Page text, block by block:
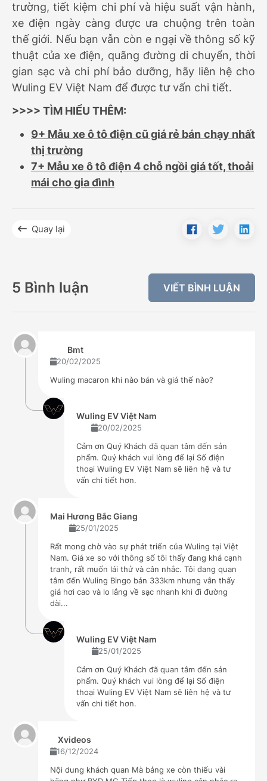
trường, tiết kiệm chi phí và hiệu suất vận hành,
xe điện ngày càng được ưa chuộng trên toàn
thế giới. Nếu bạn vẫn còn e ngại về thông số kỹ
thuật của xe điện, quãng đường di chuyển, thời
gian sạc và chi phí bảo dưỡng, hãy liên hệ cho
Wuling EV Việt Nam để được tư vấn chi tiết.
>>>> TÌM HIỂU THÊM:
9+ Mẫu xe ô tô điện cũ giá rẻ bán chạy nhất
thị trường
7+ Mẫu xe ô tô điện 4 chỗ ngồi giá tốt, thoải
mái cho gia đình
Quay lại
5 Bình luận VIẾT BÌNH LUẬN
Bmt
20/02/2025
Wuling macaron khi nào bán và giá thế nào?
Wuling EV Việt Nam
20/02/2025
Cảm ơn Quý Khách đã quan tâm đến sản
phẩm. Quý khách vui lòng để lại Số điện
thoại Wuling EV Việt Nam sẽ liên hệ và tư
vấn chi tiết hơn.
Mai Hương Bắc Giang
25/01/2025
Rất mong chờ vào sự phát triển của Wuling tại Việt
Nam. Giá xe so với thông số tôi thấy đang khá cạnh
tranh, rất muốn lái thử và cân nhắc. Tôi đang quan
tâm đến Wuling Bingo bản 333km nhưng vẫn thấy
giá hơi cao và lo lắng về sạc nhanh khi đi đường
dài...
Wuling EV Việt Nam
25/01/2025
Cảm ơn Quý Khách đã quan tâm đến sản
phẩm. Quý khách vui lòng để lại Số điện
thoại Wuling EV Việt Nam sẽ liên hệ và tư
vấn chi tiết hơn.
Xvideos
16/12/2024
Nội dung khách quan Mà bảng xe còn thiếu vài